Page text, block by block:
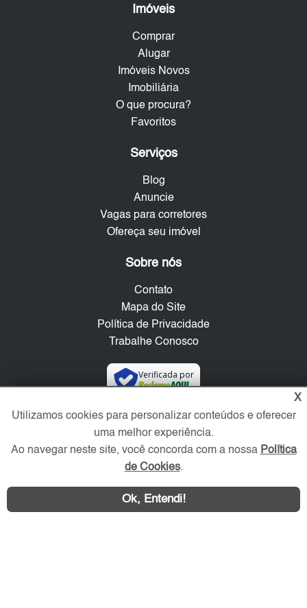
Imóveis
Comprar
Alugar
Imóveis Novos
Imobiliária
O que procura?
Favoritos
Serviços
Blog
Anuncie
Vagas para corretores
Ofereça seu imóvel
Sobre nós
Contato
Mapa do Site
Política de Privacidade
Trabalhe Conosco
Verificada por
Redes Sociais
X
Utilizamos cookies para personalizar conteúdos e oferecer
uma melhor experiência.
Ao navegar neste site, você concorda com a nossa Política
de Cookies.
Ok, Entendi!